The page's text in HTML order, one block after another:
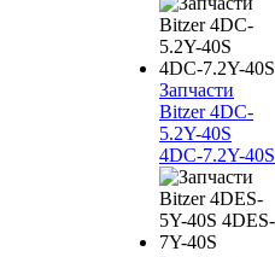
Запчасти
Bitzer 4DC-
5.2Y-40S
4DC-7.2Y-40S